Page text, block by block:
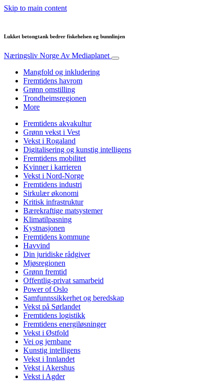
Skip to main content
Lukket betongtank bedrer fiskehelsen og bunnlinjen
Næringsliv Norge Av Mediaplanet
Mangfold og inkludering
Fremtidens havrom
Grønn omstilling
Trondheimsregionen
More
Fremtidens akvakultur
Grønn vekst i Vest
Vekst i Rogaland
Digitalisering og kunstig intelligens
Fremtidens mobilitet
Kvinner i karrieren
Vekst i Nord-Norge
Fremtidens industri
Sirkulær økonomi
Kritisk infrastruktur
Bærekraftige matsystemer
Klimatilpasning
Kystnasjonen
Fremtidens kommune
Havvind
Din juridiske rådgiver
Mjøsregionen
Grønn fremtid
Offentlig-privat samarbeid
Power of Oslo
Samfunnssikkerhet og beredskap
Vekst på Sørlandet
Fremtidens logistikk
Fremtidens energiløsninger
Vekst i Østfold
Vei og jernbane
Kunstig intelligens
Vekst i Innlandet
Vekst i Akershus
Vekst i Agder